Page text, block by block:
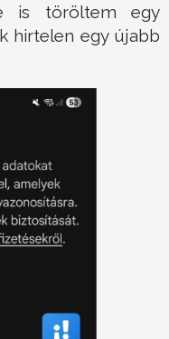
is töröltem egy
hirtelen egy újabb